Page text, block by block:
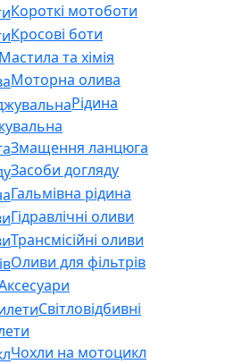
Короткі мотоботи
Кросові боти
Мастила та хімія
Моторна олива
Рідина
Змащення ланцюга
Засоби догляду
Гальмівна рідина
Гідравлічні оливи
Трансмісійні оливи
Оливи для фільтрів
Світловідбивні
Чохли на мотоцикл